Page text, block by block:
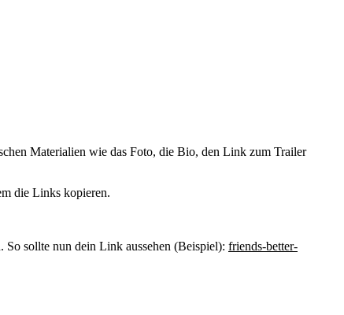
Materialien wie das Foto, die Bio, den Link zum Trailer
die Links kopieren.
sollte nun dein Link aussehen (Beispiel): friends-better-